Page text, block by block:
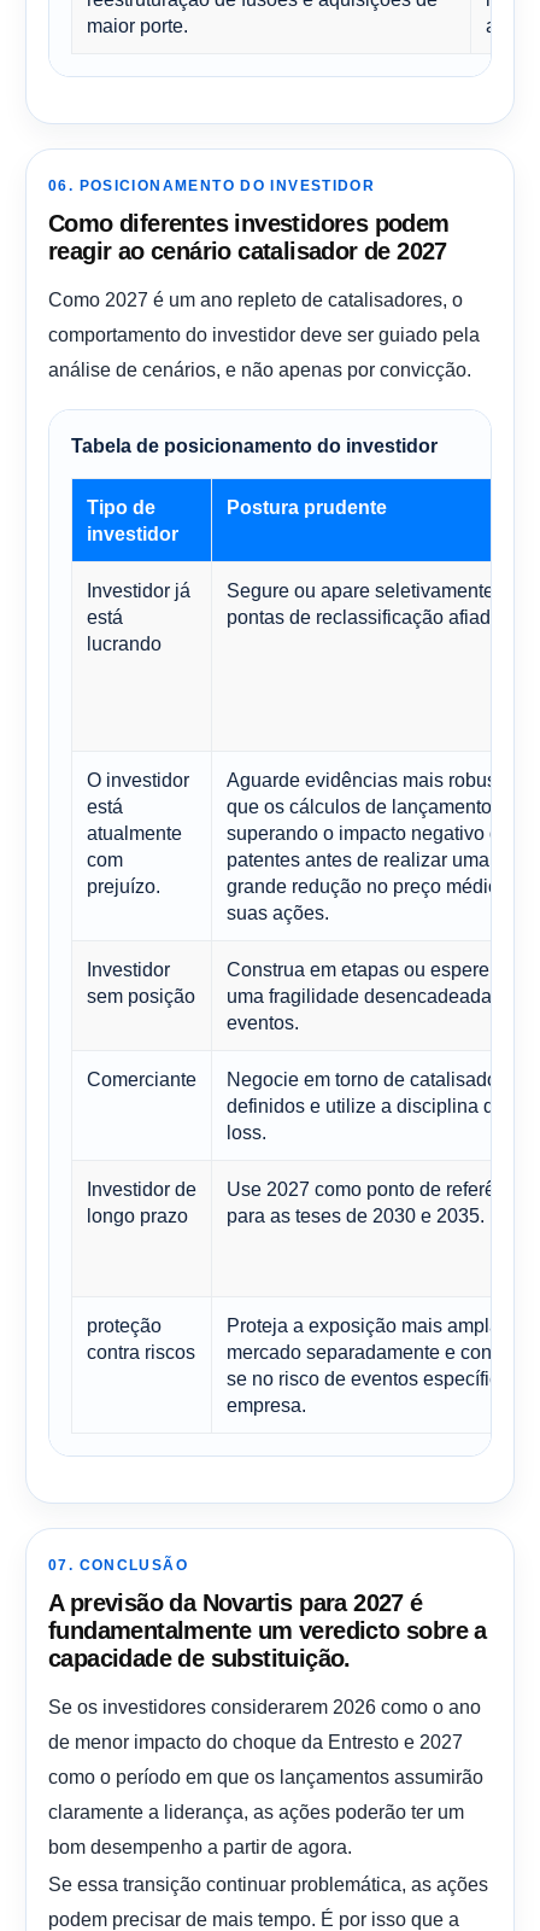
maior porte.
atual.
06. POSICIONAMENTO DO INVESTIDOR
Como diferentes investidores podem
reagir ao cenário catalisador de 2027
Como 2027 é um ano repleto de catalisadores, o
comportamento do investidor deve ser guiado pela
análise de cenários, e não apenas por convicção.
Tabela de posicionamento do investidor
Tipo de
investidor
Postura prudente
Investidor já
está
lucrando
Segure ou apare seletivamente em
pontas de reclassificação afiadas.
O investidor
está
atualmente
com
prejuízo.
Aguarde evidências mais robustas
que os cálculos de lançamento
superando o impacto negativo das
patentes antes de realizar uma
grande redução no preço médio de
suas ações.
Investidor
sem posição
Construa em etapas ou espere por
uma fragilidade desencadeada por
eventos.
Comerciante
Negocie em torno de catalisadores
definidos e utilize a disciplina de
loss.
Investidor de
longo prazo
Use 2027 como ponto de referência
para as teses de 2030 e 2035.
proteção
contra riscos
Proteja a exposição mais ampla ao
mercado separadamente e
se no risco de eventos específicos
empresa.
07. CONCLUSÃO
A previsão da Novartis para 2027 é
fundamentalmente um veredicto sobre a
capacidade de substituição.
Se os investidores considerarem 2026 como o ano
de menor impacto do choque da Entresto e 2027
como o período em que os lançamentos assumirão
claramente a liderança, as ações poderão ter um
bom desempenho a partir de agora.
Se essa transição continuar problemática, as ações
podem precisar de mais tempo. É por isso que a